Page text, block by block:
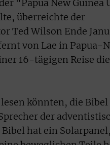
"Papua New Guinea
überreichte der
Ted Wilson Ende
von Lae in Papua-
16-tägigen Reise die
könnten, die
der
hat ein Solarpanel,